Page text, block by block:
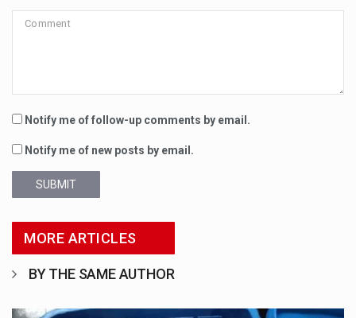
Notify me of follow-up comments by email.
Notify me of new posts by email.
SUBMIT
MORE ARTICLES
BY THE SAME AUTHOR